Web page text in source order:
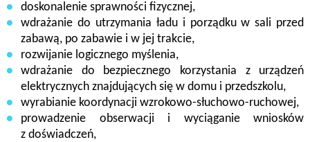
doskonalenie sprawności fizycznej,
wdrażanie do utrzymania ładu i porządku w sali przed
zabawą, po zabawie i w jej trakcie,
rozwijanie logicznego myślenia,
wdrażanie do bezpiecznego korzystania z urządzeń
elektrycznych znajdujących się w domu i przedszkolu,
wyrabianie koordynacji wzrokowo-słuchowo-ruchowej,
prowadzenie obserwacji i wyciąganie wniosków
z doświadczeń,